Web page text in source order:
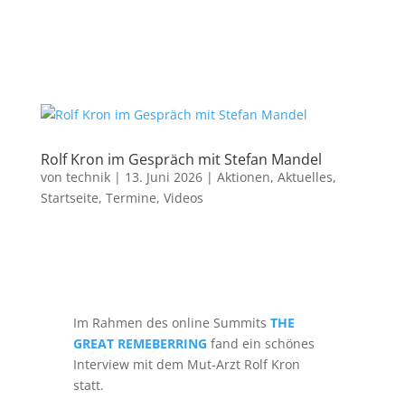
Rolf Kron im Gespräch mit Stefan Mandel
von technik| 13. Juni 2026| Aktionen, Aktuelles,
Startseite, Termine, Videos
Im Rahmen des online Summits THE
GREAT REMEBERRING fand ein schönes
Interview mit dem Mut-Arzt Rolf Kron
statt.